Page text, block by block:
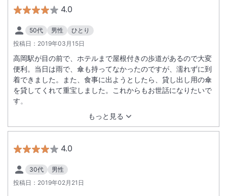
4.0
50代 男性
ひとり
投稿日： 2019年03月15日
もっと見る
高岡駅が目の前で、ホテルまで屋根付きの歩道があるので大変
便利。当日は雨で、傘も持ってなかったのですが、濡れずに到
着できました。また、食事に出ようとしたら、貸し出し用の傘
を貸してくれて重宝しました。これからもお世話になりたいで
す。
4.0
30代
男性
投稿日： 2019年02月21日